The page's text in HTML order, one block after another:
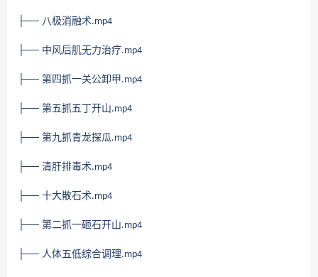
├── 八极消融术.mp4
├── 中风后肌无力治疗.mp4
├── 第四抓一关公卸甲.mp4
├── 第五抓五丁开山.mp4
├── 第九抓青龙探瓜.mp4
├── 清肝排毒术.mp4
├── 十大散石术.mp4
├── 第二抓一砸石开山.mp4
├── 人体五低综合调理.mp4